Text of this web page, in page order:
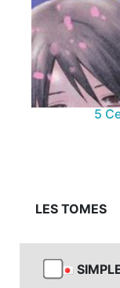
5
LES TOMES